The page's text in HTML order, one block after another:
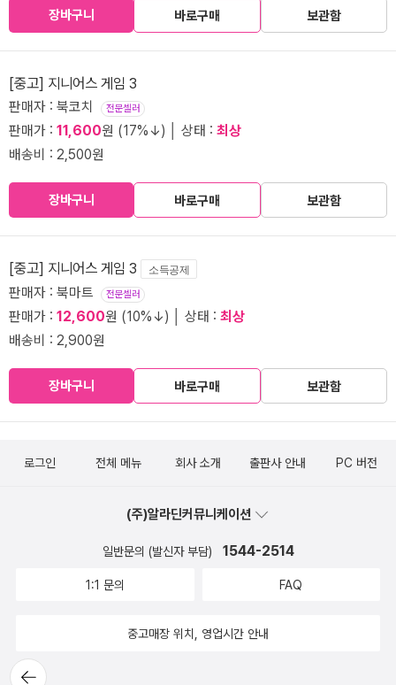
장바구니 바로구매 보관함
[중고] 지니어스 게임 3
판매자 : 북코치 전문셀러
판매가 : 11,600원 (17%↓) │ 상태 : 최상
배송비 : 2,500원
장바구니 바로구매 보관함
[중고] 지니어스 게임 3 소득공제
판매자 : 북마트 전문셀러
판매가 : 12,600원 (10%↓) │ 상태 : 최상
배송비 : 2,900원
장바구니 바로구매 보관함
뒤로가
로그인 전체 메뉴 회사 소개 출판사 안내 PC 버전
(주)알라딘커뮤니케이션
일반문의 (발신자 부담) 1544-2514
1:1 문의 FAQ
중고매장 위치, 영업시간 안내